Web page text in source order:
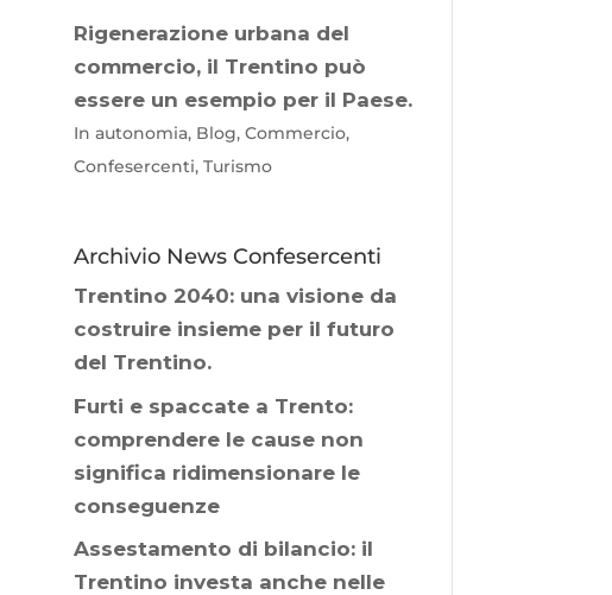
Rigenerazione urbana del
commercio, il Trentino può
essere un esempio per il Paese.
In autonomia, Blog, Commercio,
Confesercenti, Turismo
Archivio News Confesercenti
Trentino 2040: una visione da
costruire insieme per il futuro
del Trentino.
Furti e spaccate a Trento:
comprendere le cause non
significa ridimensionare le
conseguenze
Assestamento di bilancio: il
Trentino investa anche nelle